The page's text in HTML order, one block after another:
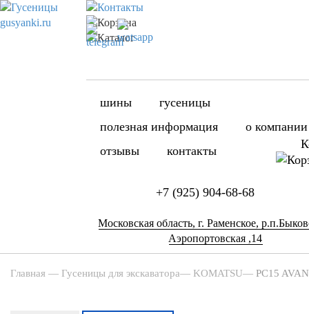
шины
гусеницы
полезная информация
о компании
отзывы
контакты
+7 (925) 904-68-68
Московская область, г. Раменское,
Аэропортовская ,14
Главная — Гусеницы для экскаватора— KOMATSU— PC15